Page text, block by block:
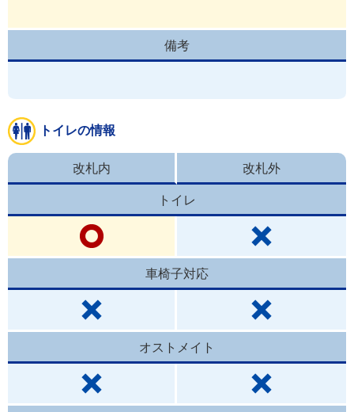
備考
トイレの情報
改札内 改札外
トイレ
車椅子対応
オストメイト